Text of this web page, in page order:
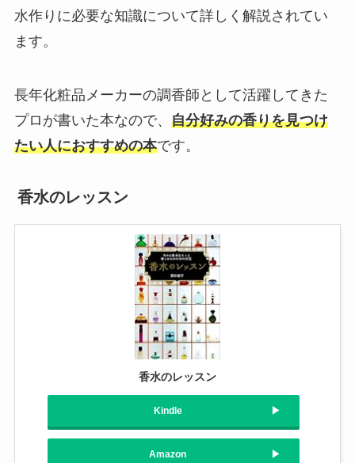
水作りに必要な知識について詳しく解説されてい
ます。
長年化粧品メーカーの調香師として活躍してきた
プロが書いた本なので、 自分好みの香りを見つけ
たい人におすすめの本です。
香水のレッスン
香水のレッスン
Kindle
Amazon